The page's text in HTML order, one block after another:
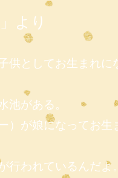
より
供としてお生まれに
がある。
）が娘になってお生
われているんだよ。